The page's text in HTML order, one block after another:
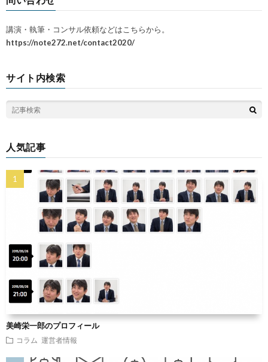
講演・執筆・コンサル依頼などはこちらから。
https://note272.net/contact2020/
サイト内検索
人気記事
美崎栄一郎のプロフィール
コラム 運営者情報